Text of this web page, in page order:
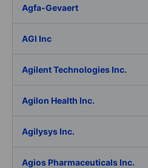
Agfa-Gevaert
AGI Inc
Agilent Technologies Inc.
Agilon Health Inc.
Agilysys Inc.
Agios Pharmaceuticals Inc.